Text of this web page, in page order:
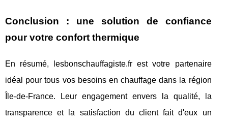
Conclusion : une solution de confiance
pour votre confort thermique
En résumé, lesbonschauffagiste.fr est votre partenaire
idéal pour tous vos besoins en chauffage dans la région
Île-de-France. Leur engagement envers la qualité, la
transparence et la satisfaction du client fait d'eux un